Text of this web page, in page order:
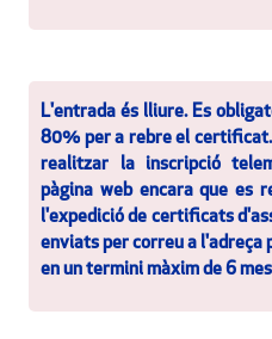
L'entrada és lliure. Es
80% per a rebre el
realitzar la inscripció
pàgina web encara que es
l'expedició de certificats
enviats per correu a l'adreça
en un termini màxim de 6